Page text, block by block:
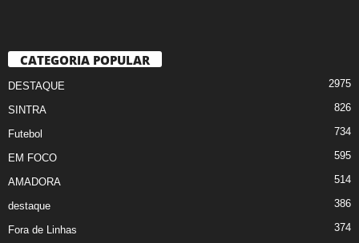
CATEGORIA POPULAR
DESTAQUE 2975
SINTRA 826
Futebol 734
EM FOCO 595
AMADORA 514
destaque 386
Fora de Linhas 374